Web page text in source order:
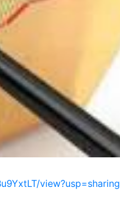
view?usp=sharing